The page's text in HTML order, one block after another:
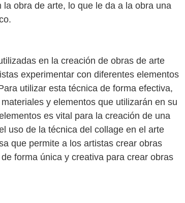
obra de arte, lo que le da a la obra una
en la creación de obras de arte
experimentar con diferentes elementos
utilizar esta técnica de forma efectiva,
y elementos que utilizarán en su
es vital para la creación de una
uso de la técnica del collage en el arte
que permite a los artistas crear obras
forma única y creativa para crear obras